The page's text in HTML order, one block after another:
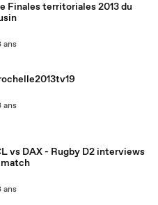
Finales territoriales 2013 du
ans
ans
vs DAX - Rugby D2 interviews
ans